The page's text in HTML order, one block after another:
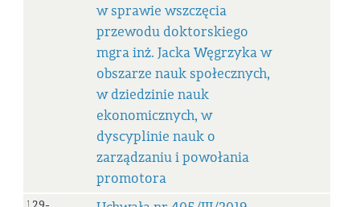
w sprawie wszczęcia
przewodu doktorskiego
mgra inż. Jacka Węgrzyka w
obszarze nauk społecznych,
w dziedzinie nauk
ekonomicznych, w
dyscyplinie nauk o
zarządzaniu i powołania
promotora